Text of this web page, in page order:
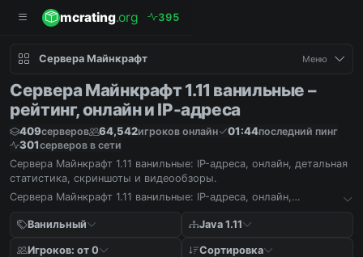
mcrating.org 395
Сервера Майнкрафт Меню
Сервера Майнкрафт 1.11 ванильные –
рейтинг, онлайн и IP-адреса
409серверов 64,542игроков онлайн 01:44последний пинг
301серверов в сети
Сервера Майнкрафт 1.11 ванильные: IP-адреса, онлайн, детальная
статистика, скриншоты и видеообзоры.
Сервера Майнкрафт 1.11 ванильные: IP-адреса, онлайн,
Ванильный
Java 1.11
Игроков: от 0 Сортировка